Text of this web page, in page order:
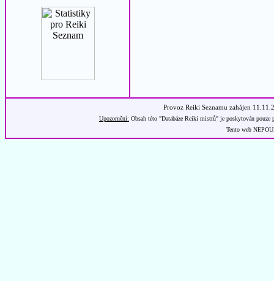
Provoz Reiki Seznamu zahájen
Upozornění: Obsah této "Databáze Reiki mistrů" je poskytován
Tento web